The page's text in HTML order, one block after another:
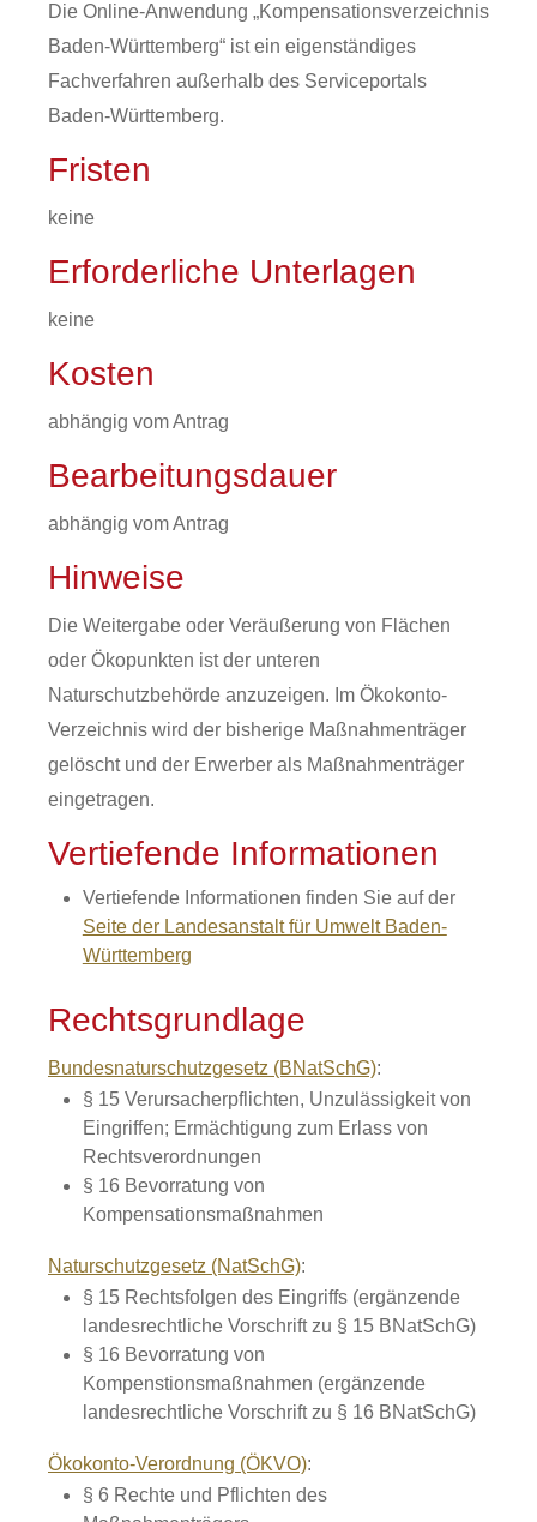
Die Online-Anwendung „Kompensationsverzeichnis
Baden-Württemberg“ ist ein eigenständiges
Fachverfahren außerhalb des Serviceportals
Baden-Württemberg.
Fristen
keine
Erforderliche Unterlagen
keine
Kosten
abhängig vom Antrag
Bearbeitungsdauer
abhängig vom Antrag
Hinweise
Die Weitergabe oder Veräußerung von Flächen
oder Ökopunkten ist der unteren
Naturschutzbehörde anzuzeigen. Im Ökokonto-
Verzeichnis wird der bisherige Maßnahmenträger
gelöscht und der Erwerber als Maßnahmenträger
eingetragen.
Vertiefende Informationen
Vertiefende Informationen finden Sie auf der
Seite der Landesanstalt für Umwelt Baden-
Württemberg
Rechtsgrundlage
Bundesnaturschutzgesetz (BNatSchG):
§ 15 Verursacherpflichten, Unzulässigkeit von
Eingriffen; Ermächtigung zum Erlass von
Rechtsverordnungen
§ 16 Bevorratung von
Kompensationsmaßnahmen
Naturschutzgesetz (NatSchG):
§ 15 Rechtsfolgen des Eingriffs (ergänzende
landesrechtliche Vorschrift zu § 15 BNatSchG)
§ 16 Bevorratung von
Kompenstionsmaßnahmen (ergänzende
landesrechtliche Vorschrift zu § 16 BNatSchG)
Ökokonto-Verordnung (ÖKVO):
§ 6 Rechte und Pflichten des